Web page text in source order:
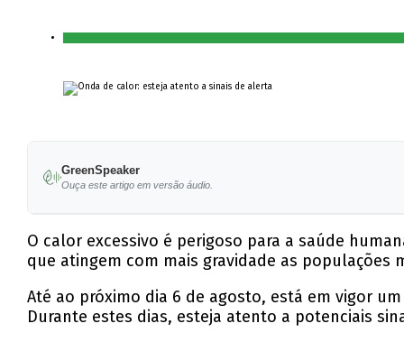
GreenSpeaker
Ouça este artigo em versão áudio.
O calor excessivo é perigoso para a saúde
que atingem com mais gravidade as populações
Até ao próximo dia 6 de agosto, está em vigor
Durante estes dias, esteja atento a potenciais